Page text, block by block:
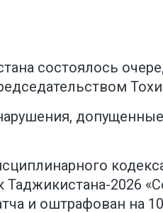
состоялось
2026
и оштрафован на